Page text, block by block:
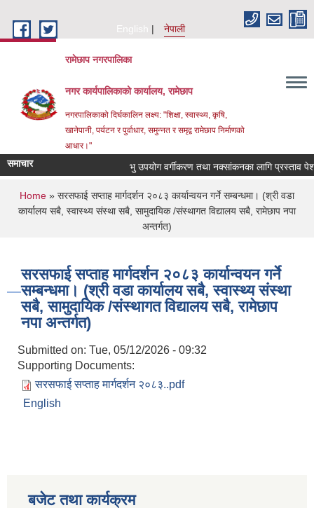
English
नेपाली
रामेछाप नगरपालिका
नगर कार्यपालिकाको कार्यालय, रामेछाप
नगरपालिकाको दिर्घकालिन लक्ष्य: "शिक्षा, स्वास्थ्य, कृषि,
खानेपानी, पर्यटन र पुर्वाधार, समुन्नत र समृद्व रामेछाप निर्माणको
आधार।"
समाचार भु उपयोग वर्गीकरण तथा नक्सांकनका लागि प्रस्ताव पेश गर्ने
You are here
Home » सरसफाई सप्ताह मार्गदर्शन २०८३ कार्यान्वयन गर्ने सम्बन्धमा। (श्री वडा
कार्यालय सबै, स्वास्थ्य संस्था सबै, सामुदायिक /संस्थागत विद्यालय सबै, रामेछाप नपा
अन्तर्गत)
सरसफाई सप्ताह मार्गदर्शन २०८३ कार्यान्वयन गर्ने
सम्बन्धमा। (श्री वडा कार्यालय सबै, स्वास्थ्य संस्था
सबै, सामुदायिक /संस्थागत विद्यालय सबै, रामेछाप
नपा अन्तर्गत)
Submitted on: Tue, 05/12/2026 - 09:32
Supporting Documents:
सरसफाई सप्ताह मार्गदर्शन २०८३..pdf
English
बजेट तथा कार्यक्रम